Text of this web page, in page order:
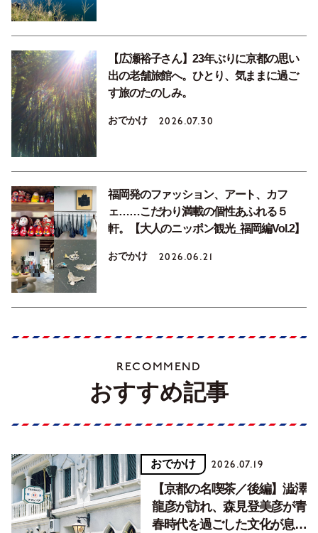
【広瀬裕子さん】23年ぶりに京都の思い
出の老舗旅館へ。ひとり、気ままに過ご
す旅のたのしみ。
おでかけ 2026.07.30
福岡発のファッション、アート、カフ
ェ……こだわり満載の個性あふれる５
軒。【大人のニッポン観光_福岡編Vol.2】
おでかけ 2026.06.21
RECOMMEND
おすすめ記事
おでかけ 2026.07.19
【京都の名喫茶／後編】澁澤
龍彦が訪れ、森見登美彦が青
春時代を過ごした文化が息づ